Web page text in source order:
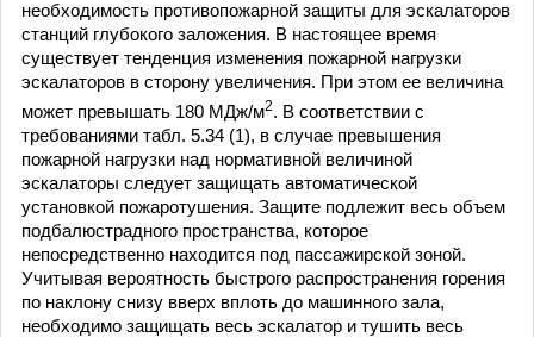
необходимость противопожарной защиты для эскалаторов
станций глубокого заложения. В настоящее время
существует тенденция изменения пожарной нагрузки
эскалаторов в сторону увеличения. При этом ее величина
может превышать 180 МДж/м2. В соответствии с
требованиями табл. 5.34 (1), в случае превышения
пожарной нагрузки над нормативной величиной
эскалаторы следует защищать автоматической
установкой пожаротушения. Защите подлежит весь объем
подбалюстрадного пространства, которое
непосредственно находится под пассажирской зоной.
Учитывая вероятность быстрого распространения горения
по наклону снизу вверх вплоть до машинного зала,
необходимо защищать весь эскалатор и тушить весь